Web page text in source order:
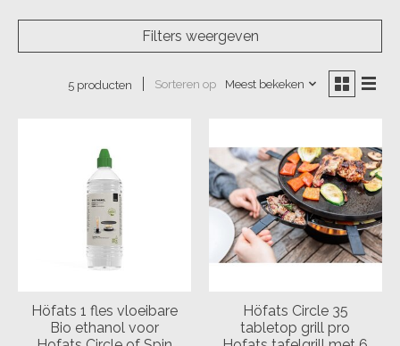
Filters weergeven
5 producten Sorteren op Meest bekeken
Höfats 1 fles vloeibare
Bio ethanol voor
Höfats Circle 35
tabletop grill pro